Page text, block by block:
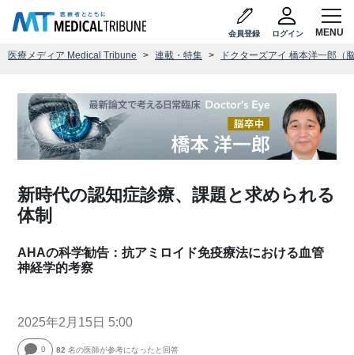
会員登録 ログイン
医療メディア Medical Tribune 連載・特集 ドクターズアイ 橋本洋一郎（
新時代の認知症診療、課題と求められる
体制
AHAの科学勧告：抗アミロイド免疫療法における血管
神経学的考察
2025年2月15日 5:00
0 82 名の医師が参考になったと回答